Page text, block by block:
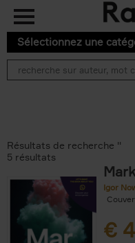
Aller au contenu principal
Sélectionnez une
Résultats de recherche ''
5 résultats
Igor
€